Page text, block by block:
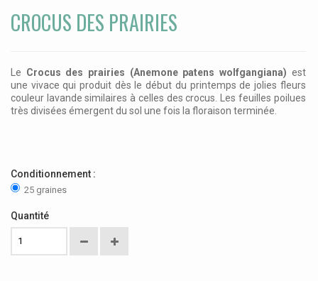
CROCUS DES PRAIRIES
Le Crocus des prairies (Anemone patens wolfgangiana) est
une vivace qui produit dès le début du printemps de jolies fleurs
couleur lavande similaires à celles des crocus. Les feuilles poilues
très divisées émergent du sol une fois la floraison terminée.
Conditionnement :
25 graines
Quantité